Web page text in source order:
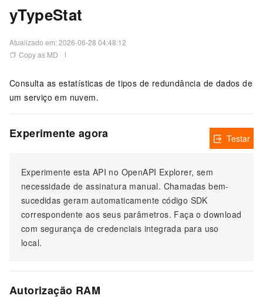
yTypeStat
Atualizado em:2026-06-28 04:48:12
Copy as MD
Consulta as estatísticas de tipos de redundância de dados de
um serviço em nuvem.
Experimente agora
Experimente esta API no OpenAPI Explorer, sem
necessidade de assinatura manual. Chamadas bem-
sucedidas geram automaticamente código SDK
correspondente aos seus parâmetros. Faça o download
com segurança de credenciais integrada para uso
local.
Testar
Autorização RAM